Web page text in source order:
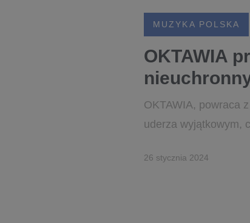
MUZYKA POLSKA
OKTAWIA
OKTAWIA, powraca
uderza wyjątkowym,
26 stycznia 2024